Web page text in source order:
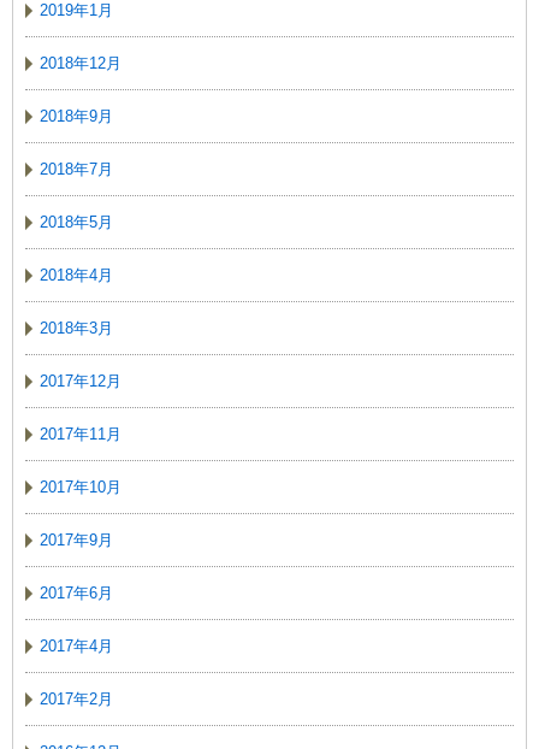
2019年1月
2018年12月
2018年9月
2018年7月
2018年5月
2018年4月
2018年3月
2017年12月
2017年11月
2017年10月
2017年9月
2017年6月
2017年4月
2017年2月